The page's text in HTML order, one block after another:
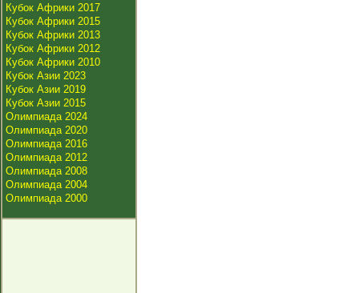
Кубок Африки 2017
Кубок Африки 2015
Кубок Африки 2013
Кубок Африки 2012
Кубок Африки 2010
Кубок Азии 2023
Кубок Азии 2019
Кубок Азии 2015
Олимпиада 2024
Олимпиада 2020
Олимпиада 2016
Олимпиада 2012
Олимпиада 2008
Олимпиада 2004
Олимпиада 2000